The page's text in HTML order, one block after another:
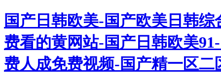
国产日韩欧美-国产欧美日韩
费看的黄网站-国产日韩欧美
费人成免费视频-国产精一区